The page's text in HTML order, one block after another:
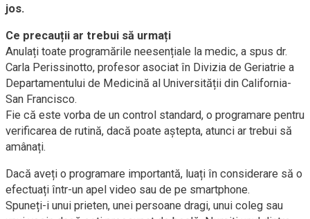
jos.
Ce precauții ar trebui să urmați
Anulați toate programările neesențiale la medic, a spus dr.
Carla Perissinotto, profesor asociat în Divizia de Geriatrie a
Departamentului de Medicină al Universității din California-
San Francisco.
Fie că este vorba de un control standard, o programare pentru
verificarea de rutină, dacă poate aștepta, atunci ar trebui să
amânați.
Dacă aveți o programare importantă, luați în considerare să o
efectuați într-un apel video sau de pe smartphone.
Spuneți-i unui prieten, unei persoane dragi, unui coleg sau